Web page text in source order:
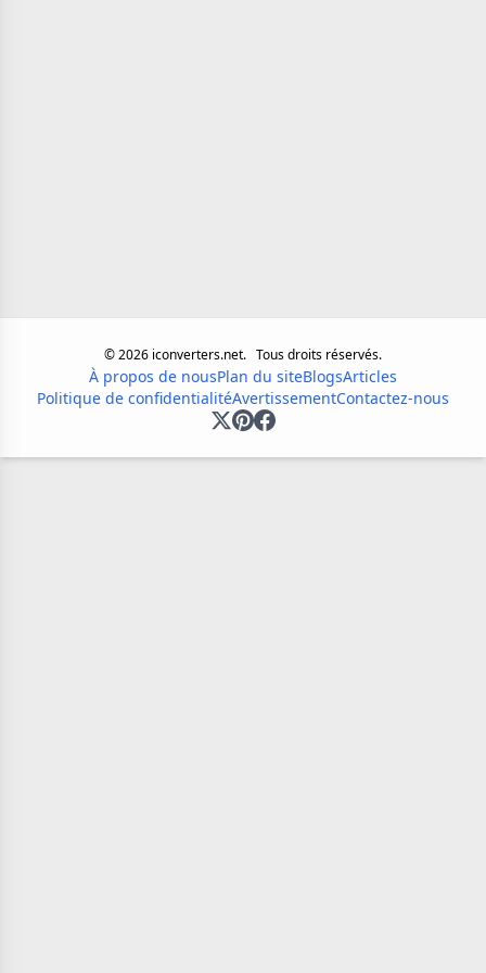
©2026 iconverters.net. Tous droits réservés.
À propos de nousPlan du siteBlogsArticles
Politique de confidentialitéAvertissementContactez-nous